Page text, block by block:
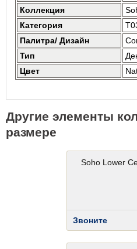
Коллекция
Категория
Палитра/ Дизайн
Тип
Цвет
Другие элементы
размере
Soho Lower
Звоните